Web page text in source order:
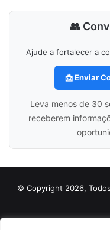
👥
Ajude a fortalecer a
📩 Enviar
Leva menos de 30
receberem
© Copyright 2026,